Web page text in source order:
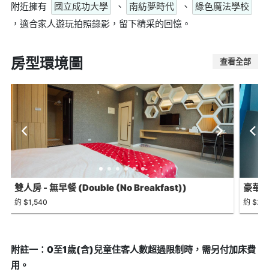
附近擁有 國立成功大學 、 南紡夢時代 、
綠色魔法學校
，適合家人遊玩拍照錄影，留下精采的回憶。
房型環境圖 查看全部
雙人房 - 無早餐 (Double (No Breakfast))
約 $1,540
豪華
約
附註一：0至1歲(含)兒童住客人數超過限制時，需另付加床費
用。